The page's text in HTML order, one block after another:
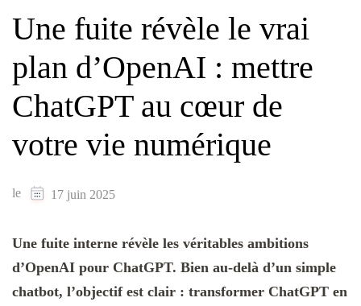
Une fuite révèle le vrai
plan d’OpenAI : mettre
ChatGPT au cœur de
votre vie numérique
le 17 juin 2025
Une fuite interne révèle les véritables ambitions
d’OpenAI pour ChatGPT. Bien au-delà d’un simple
chatbot, l’objectif est clair : transformer ChatGPT en